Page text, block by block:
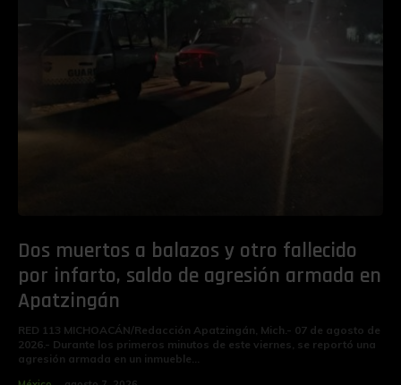
Dos muertos a balazos y otro fallecido
por infarto, saldo de agresión armada en
Apatzingán
RED 113 MICHOACÁN/Redacción Apatzingán, Mich.- 07 de agosto de
2026.- Durante los primeros minutos de este viernes, se reportó una
agresión armada en un inmueble...